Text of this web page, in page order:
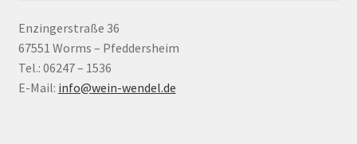
Enzingerstraße 36
67551 Worms – Pfeddersheim
Tel.: 06247 – 1536
E-Mail: info@wein-wendel.de